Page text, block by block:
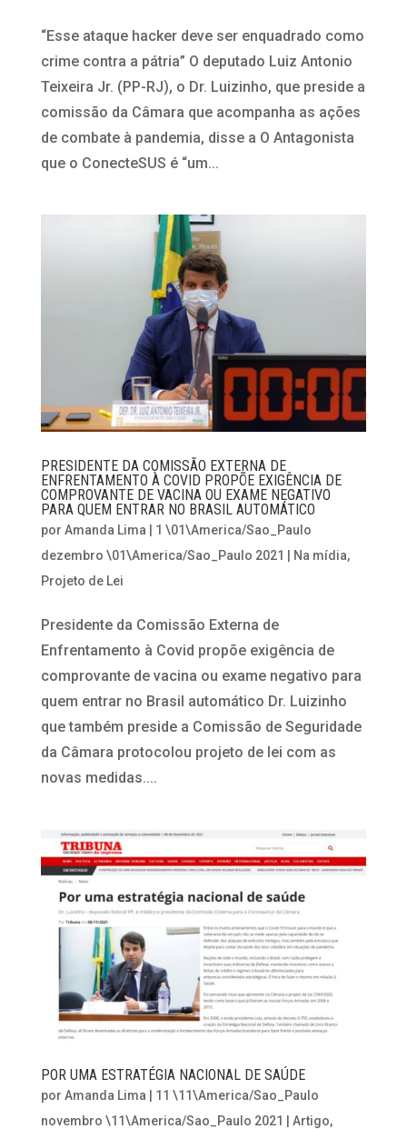
“Esse ataque hacker deve ser enquadrado como
crime contra a pátria” O deputado Luiz Antonio
Teixeira Jr. (PP-RJ), o Dr. Luizinho, que preside a
comissão da Câmara que acompanha as ações
de combate à pandemia, disse a O Antagonista
que o ConecteSUS é “um...
PRESIDENTE DA COMISSÃO EXTERNA DE
ENFRENTAMENTO À COVID PROPÕE EXIGÊNCIA DE
COMPROVANTE DE VACINA OU EXAME NEGATIVO
PARA QUEM ENTRAR NO BRASIL AUTOMÁTICO
por Amanda Lima | 1 \01\America/Sao_Paulo
dezembro \01\America/Sao_Paulo 2021 | Na mídia,
Projeto de Lei
Presidente da Comissão Externa de
Enfrentamento à Covid propõe exigência de
comprovante de vacina ou exame negativo para
quem entrar no Brasil automático Dr. Luizinho
que também preside a Comissão de Seguridade
da Câmara protocolou projeto de lei com as
novas medidas....
POR UMA ESTRATÉGIA NACIONAL DE SAÚDE
por Amanda Lima | 11 \11\America/Sao_Paulo
novembro \11\America/Sao_Paulo 2021 | Artigo,